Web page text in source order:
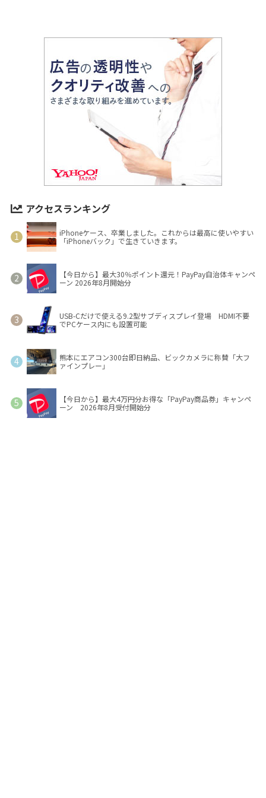
アクセスランキング
iPhoneケース、卒業しました。これからは最高に使いやすい
「iPhoneバック」で生きていきます。
【今日から】最大30％ポイント還元！PayPay自治体キャンペ
ーン 2026年8月開始分
USB-Cだけで使える9.2型サブディスプレイ登場 HDMI不要
でPCケース内にも設置可能
熊本にエアコン300台即日納品、ビックカメラに称賛「大フ
ァインプレー」
【今日から】最大4万円分お得な「PayPay商品券」キャンペ
ーン 2026年8月受付開始分